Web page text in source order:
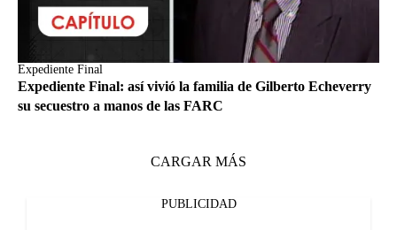
Expediente Final
Expediente Final: así vivió la familia de Gilberto Echeverry
su secuestro a manos de las FARC
CARGAR MÁS
PUBLICIDAD